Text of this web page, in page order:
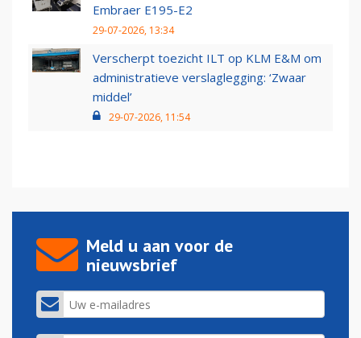
Embraer E195-E2
29-07-2026, 13:34
Verscherpt toezicht ILT op KLM E&M om
administratieve verslaglegging: ‘Zwaar
middel’
29-07-2026, 11:54
Meld u aan voor de
nieuwsbrief